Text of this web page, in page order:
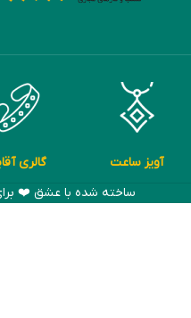
آویز ساعت گالری
ساخته شده با عشق ❤️